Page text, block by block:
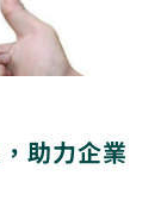
助力企業